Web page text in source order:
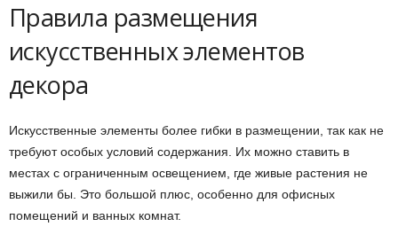
Правила размещения
искусственных элементов
декора
Искусственные элементы более гибки в размещении, так как не
требуют особых условий содержания. Их можно ставить в
местах с ограниченным освещением, где живые растения не
выжили бы. Это большой плюс, особенно для офисных
помещений и ванных комнат.